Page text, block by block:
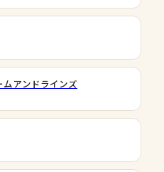
ムアンドラインズ